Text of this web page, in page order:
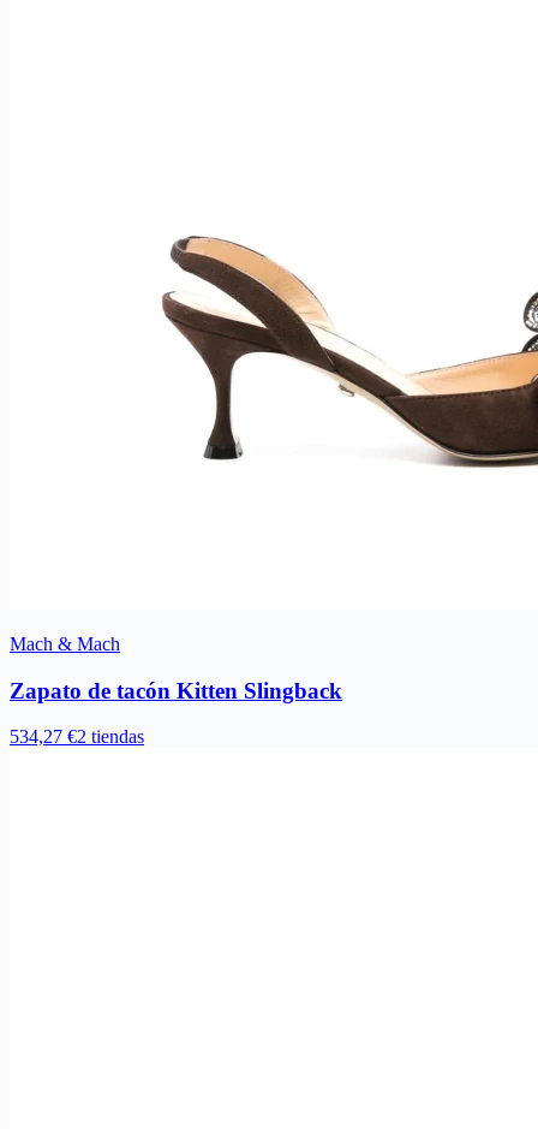
Mach & Mach
Zapato de tacón Kitten Slingback
534,27 €2 tiendas